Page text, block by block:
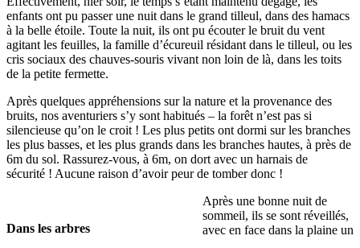
enfants ont pu passer une nuit dans le grand tilleul, dans des hamacs
à la belle étoile. Toute la nuit, ils ont pu écouter le bruit du vent
agitant les feuilles, la famille d’écureuil résidant dans le tilleul, ou les
cris sociaux des chauves-souris vivant non loin de là, dans les toits
de la petite fermette.
Après quelques appréhensions sur la nature et la provenance des
bruits, nos aventuriers s’y sont habitués – la forêt n’est pas si
silencieuse qu’on le croit ! Les plus petits ont dormi sur les branches
les plus basses, et les plus grands dans les branches hautes, à près de
6m du sol. Rassurez-vous, à 6m, on dort avec un harnais de
sécurité ! Aucune raison d’avoir peur de tomber donc !
Dans les arbres
Après une bonne nuit de
sommeil, ils se sont réveillés,
avec en face dans la plaine un